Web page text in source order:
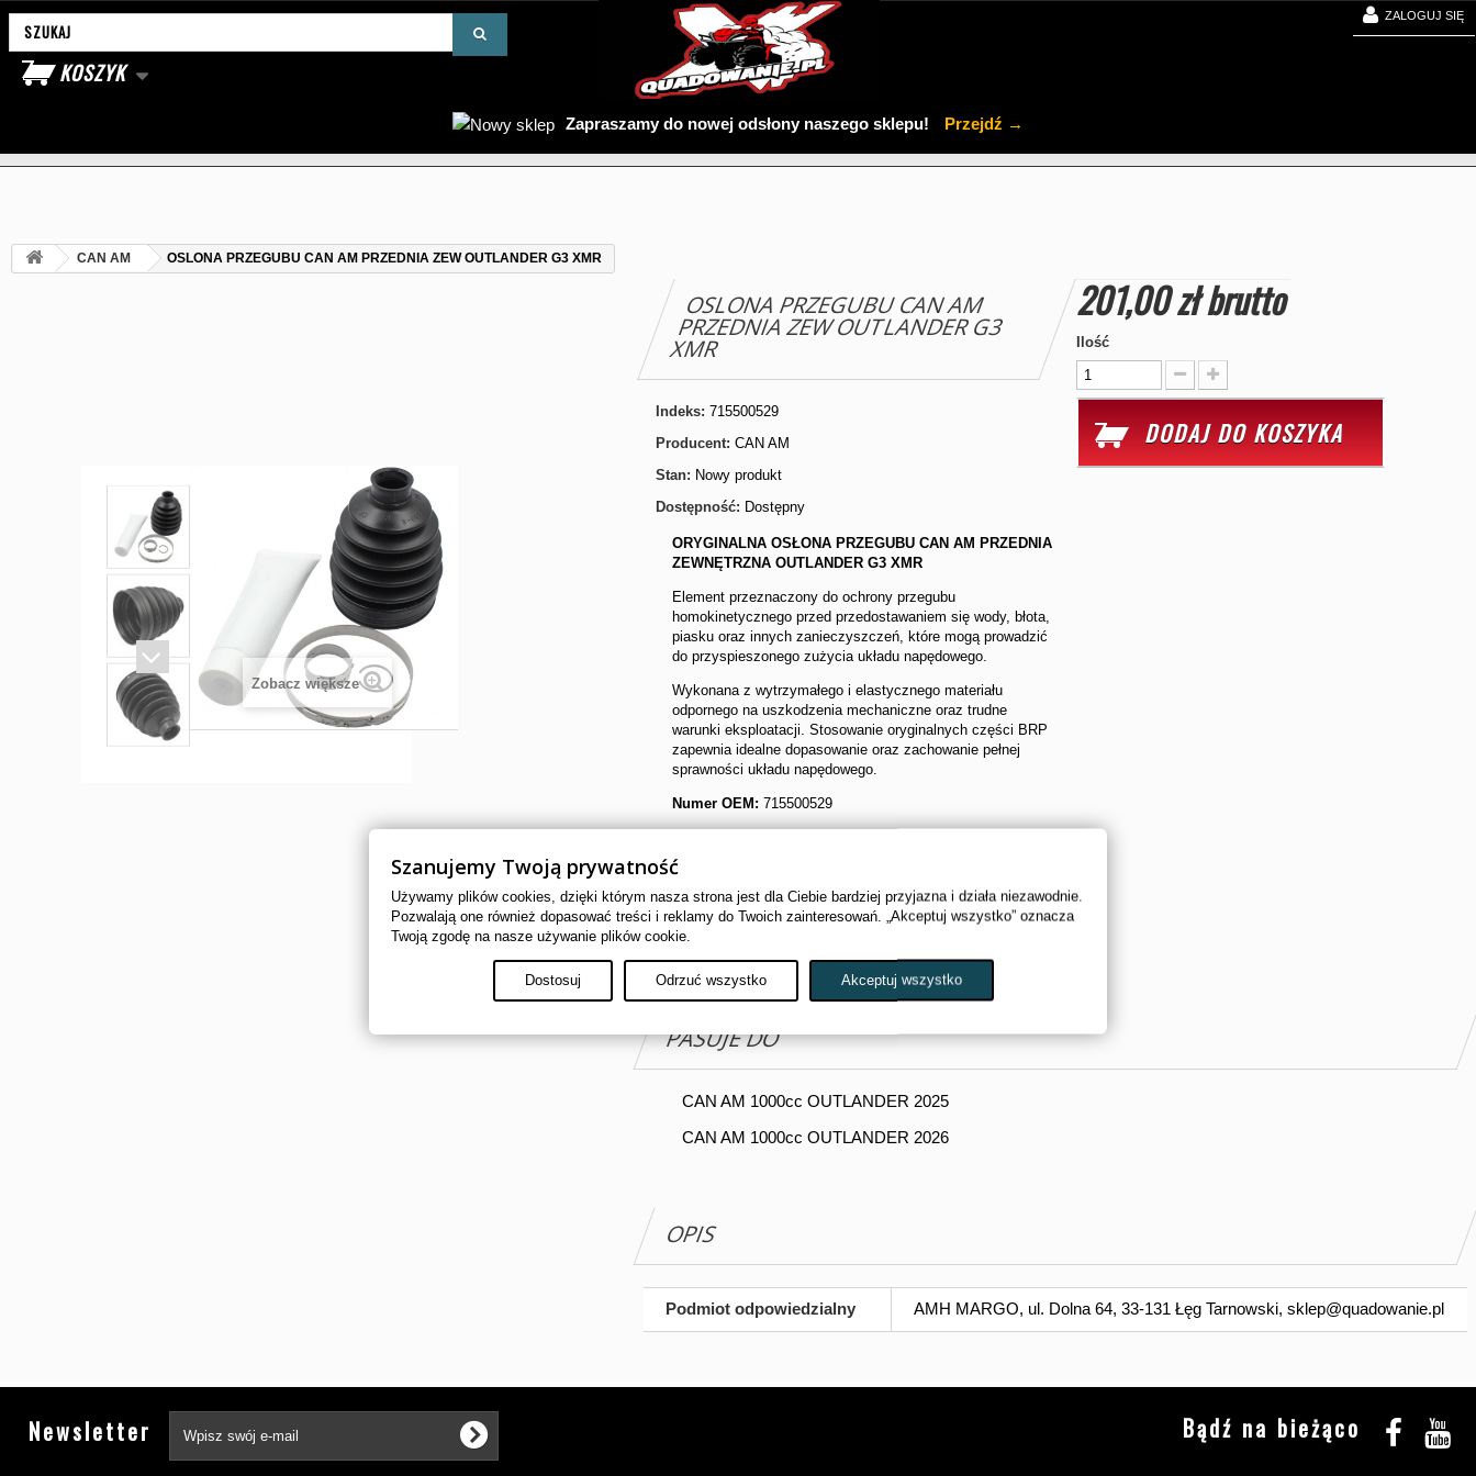
ZALOGUJ SIĘ
Zapraszamy do nowej odsłony naszego sklepu! Przejdź →
KOSZYK
Wyszukaj produkt
CAN AM OSLONA PRZEGUBU CAN AM PRZEDNIA ZEW OUTLANDER G3 XMR
Zobacz większe
OSLONA PRZEGUBU CAN AM
PRZEDNIA ZEW OUTLANDER G3
XMR
Indeks: 715500529
Producent: CAN AM
Stan: Nowy produkt
Dostępność: Dostępny
ORYGINALNA OSŁONA PRZEGUBU CAN AM PRZEDNIA
ZEWNĘTRZNA OUTLANDER G3 XMR
Element przeznaczony do ochrony przegubu
homokinetycznego przed przedostawaniem się wody, błota,
piasku oraz innych zanieczyszczeń, które mogą prowadzić
do przyspieszonego zużycia układu napędowego.
Wykonana z wytrzymałego i elastycznego materiału
odpornego na uszkodzenia mechaniczne oraz trudne
warunki eksploatacji. Stosowanie oryginalnych części BRP
zapewnia idealne dopasowanie oraz zachowanie pełnej
sprawności układu napędowego.
Numer OEM: 715500529
Drukuj
201,00 złbrutto
Ilość
DODAJ DO KOSZYKA
PASUJE DO
CAN AM 1000cc OUTLANDER 2025
CAN AM 1000cc OUTLANDER 2026
OPIS
Podmiot odpowiedzialny AMH MARGO, ul. Dolna 64, 33-131 Łęg Tarnowski, sklep@quadowanie.pl
Newsletter Bądź na bieżąco
Szanujemy Twoją prywatność
Używamy plików cookies, dzięki którym nasza strona jest dla Ciebie bardziej przyjazna i działa niezawodnie.
Pozwalają one również dopasować treści i reklamy do Twoich zainteresowań. „Akceptuj wszystko” oznacza
Twoją zgodę na nasze używanie plików cookie.
Dostosuj Odrzuć wszystko Akceptuj wszystko